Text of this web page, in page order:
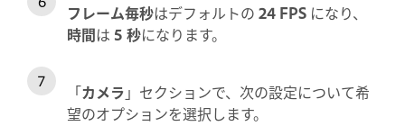
フレーム毎秒はデフォルトの 24 FPS になり、
時間は 5 秒になります。
「カメラ 」セクションで、次の設定について希
望のオプションを選択します。